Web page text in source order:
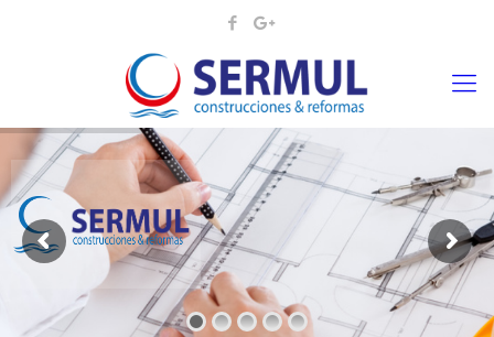
¡¡DAMOS VIDA A SUS